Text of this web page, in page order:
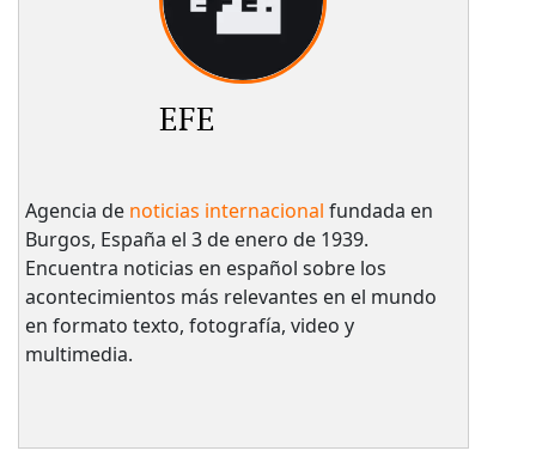
EFE
Agencia de noticias internacional fundada en
Burgos, España el 3 de enero de 1939.
Encuentra noticias en español sobre los
acontecimientos más relevantes en el mundo
en formato texto, fotografía, video y
multimedia.